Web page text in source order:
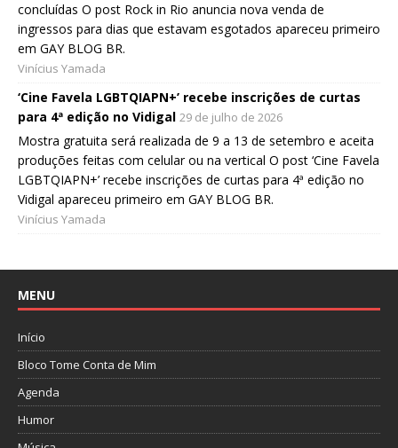
concluídas O post Rock in Rio anuncia nova venda de
ingressos para dias que estavam esgotados apareceu primeiro
em GAY BLOG BR.
Vinícius Yamada
‘Cine Favela LGBTQIAPN+’ recebe inscrições de curtas
para 4ª edição no Vidigal 29 de julho de 2026
Mostra gratuita será realizada de 9 a 13 de setembro e aceita
produções feitas com celular ou na vertical O post ‘Cine Favela
LGBTQIAPN+’ recebe inscrições de curtas para 4ª edição no
Vidigal apareceu primeiro em GAY BLOG BR.
Vinícius Yamada
MENU
Início
Bloco Tome Conta de Mim
Agenda
Humor